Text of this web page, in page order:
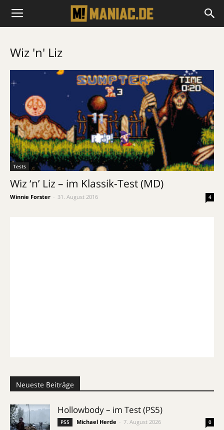
Wiz 'n' Liz
Tests
Wiz ‘n’ Liz – im Klassik-Test (MD)
Winnie Forster 31. August 2016 4
Neueste Beiträge
Hollowbody – im Test (PS5)
PS5 Michael Herde 7. August 2026 0